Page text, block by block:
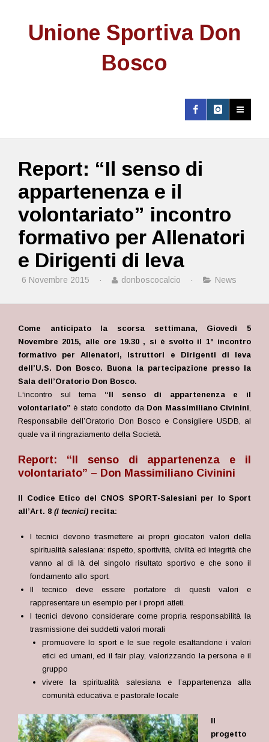
Unione Sportiva Don
Bosco
Report: “Il senso di
appartenenza e il
volontariato” incontro
formativo per Allenatori
e Dirigenti di leva
6 Novembre 2015 · donboscocalcio · News
Come anticipato la scorsa settimana, Giovedì 5
Novembre 2015, alle ore 19.30 , si è svolto il 1° incontro
formativo per Allenatori, Istruttori e Dirigenti di leva
dell’U.S. Don Bosco. Buona la partecipazione presso la
Sala dell’Oratorio Don Bosco.
L‘incontro sul tema “Il senso di appartenenza e il
volontariato” è stato condotto da Don Massimiliano Civinini,
Responsabile dell’Oratorio Don Bosco e Consigliere USDB, al
quale va il ringraziamento della Società.
Report: “Il senso di appartenenza e il
volontariato” – Don Massimiliano Civinini
Il Codice Etico del CNOS SPORT-Salesiani per lo Sport
all’Art. 8 (I tecnici) recita:
I tecnici devono trasmettere ai propri giocatori valori della
spiritualità salesiana: rispetto, sportività, civiltà ed integrità che
vanno al di là del singolo risultato sportivo e che sono il
fondamento allo sport.
Il tecnico deve essere portatore di questi valori e
rappresentare un esempio per i propri atleti.
I tecnici devono considerare come propria responsabilità la
trasmissione dei suddetti valori morali
promuovere lo sport e le sue regole esaltandone i valori
etici ed umani, ed il fair play, valorizzando la persona e il
gruppo
vivere la spiritualità salesiana e l’appartenenza alla
comunità educativa e pastorale locale
Il
progetto